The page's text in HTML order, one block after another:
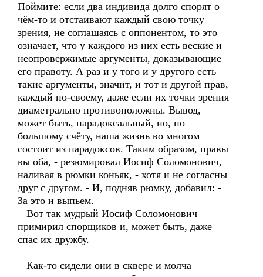
Поймите: если два индивида долго спорят о
чём-то и отстаивают каждый свою точку
зрения, не соглашаясь с оппонентом, то это
означает, что у каждого из них есть веские и
неопровержимые аргументы, доказывающие
его правоту. А раз и у того и у другого есть
такие аргументы, значит, и тот и другой прав,
каждый по-своему, даже если их точки зрения
диаметрально противоположны. Вывод,
может быть, парадоксальный, но, по
большому счёту, наша жизнь во многом
состоит из парадоксов. Таким образом, правы
вы оба, - резюмировал Иосиф Соломонович,
наливая в рюмки коньяк, - хотя и не согласны
друг с другом. - И, подняв рюмку, добавил: -
За это и выпьем.
Вот так мудрый Иосиф Соломонович
примирил спорщиков и, может быть, даже
спас их дружбу.
Как-то сидели они в сквере и молча